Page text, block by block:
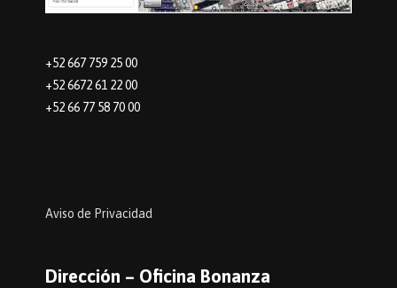
+52 667 759 25 00
+52 6672 61 22 00
+52 66 77 58 70 00
Aviso de Privacidad
Dirección – Oficina Bonanza